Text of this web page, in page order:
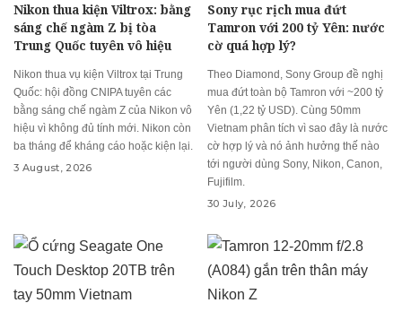
Nikon thua kiện Viltrox: bằng
sáng chế ngàm Z bị tòa
Trung Quốc tuyên vô hiệu
Nikon thua vụ kiện Viltrox tại Trung
Quốc: hội đồng CNIPA tuyên các
bằng sáng chế ngàm Z của Nikon vô
hiệu vì không đủ tính mới. Nikon còn
ba tháng để kháng cáo hoặc kiện lại.
3 August, 2026
Sony rục rịch mua đứt
Tamron với 200 tỷ Yên: nước
cờ quá hợp lý?
Theo Diamond, Sony Group đề nghị
mua đứt toàn bộ Tamron với ~200 tỷ
Yên (1,22 tỷ USD). Cùng 50mm
Vietnam phân tích vì sao đây là nước
cờ hợp lý và nó ảnh hưởng thế nào
tới người dùng Sony, Nikon, Canon,
Fujifilm.
30 July, 2026